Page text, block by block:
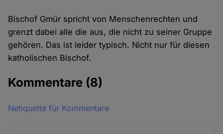
Bischof Gmür spricht von Menschenrechten und
grenzt dabei alle die aus, die nicht zu seiner Gruppe
gehören. Das ist leider typisch. Nicht nur für diesen
katholischen Bischof.
Kommentare (8)
Netiquette für Kommentare